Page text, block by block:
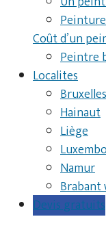
Peinture
Coût d’un
Peintre
Localites
Bruxelles
Hainaut
Liège
Namur
Brabant
Devis gratuits